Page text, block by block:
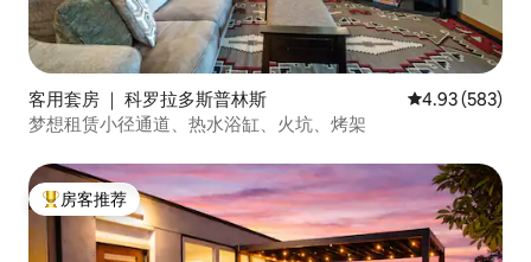
客用套房 ｜ 科罗拉多斯普林斯 平均评分 4.93
4.93 (583)
梦想租赁小径通道、热水浴缸、火坑、烤架
热门「房客推荐」
房客推荐